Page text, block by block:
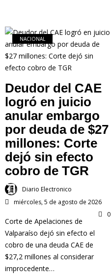
NACIONAL
Deudor del CAE
logró en juicio
anular embargo
por deuda de $27
millones: Corte
dejó sin efecto
cobro de TGR
Diario Electronico
miércoles, 5 de agosto de 2026
0
Corte de Apelaciones de
Valparaíso dejó sin efecto el
cobro de una deuda CAE de
$27,2 millones al considerar
improcedente…